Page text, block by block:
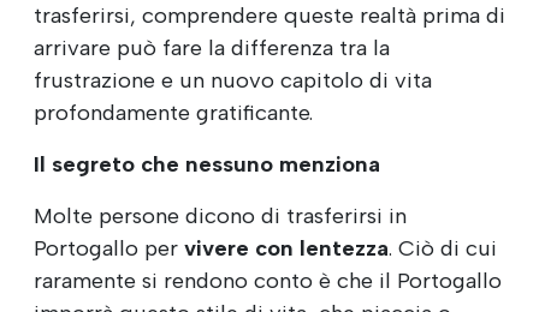
trasferirsi, comprendere queste realtà prima di
arrivare può fare la differenza tra la
frustrazione e un nuovo capitolo di vita
profondamente gratificante.
Il segreto che nessuno menziona
Molte persone dicono di trasferirsi in
Portogallo per vivere con lentezza. Ciò di cui
raramente si rendono conto è che il Portogallo